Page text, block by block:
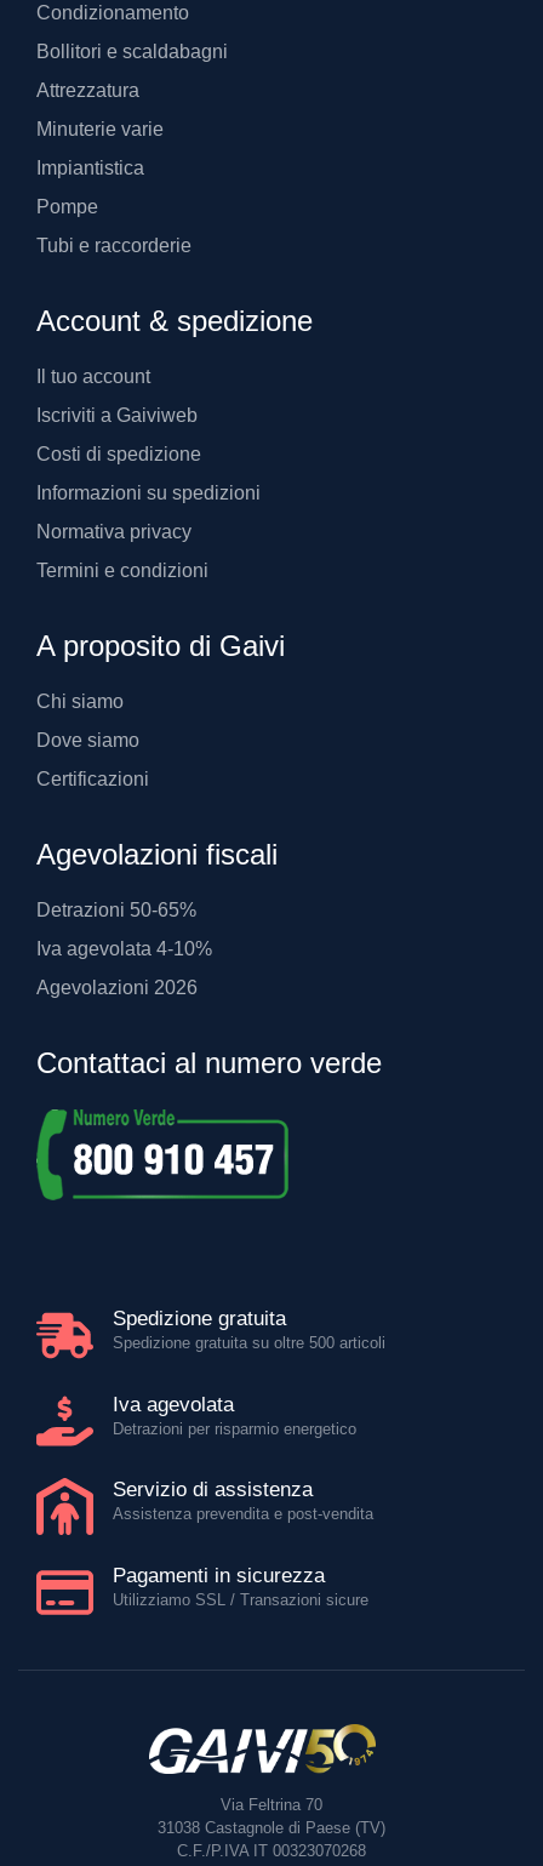
Condizionamento
Bollitori e scaldabagni
Attrezzatura
Minuterie varie
Impiantistica
Pompe
Tubi e raccorderie
Account & spedizione
Il tuo account
Iscriviti a Gaiviweb
Costi di spedizione
Informazioni su spedizioni
Normativa privacy
Termini e condizioni
A proposito di Gaivi
Chi siamo
Dove siamo
Certificazioni
Agevolazioni fiscali
Detrazioni 50-65%
Iva agevolata 4-10%
Agevolazioni 2026
Contattaci al numero verde
Spedizione gratuita
Spedizione gratuita su oltre 500 articoli
Iva agevolata
Detrazioni per risparmio energetico
Servizio di assistenza
Assistenza prevendita e post-vendita
Pagamenti in sicurezza
Utilizziamo SSL / Transazioni sicure
Via Feltrina 70
31038 Castagnole di Paese (TV)
C.F./P.IVA IT 00323070268